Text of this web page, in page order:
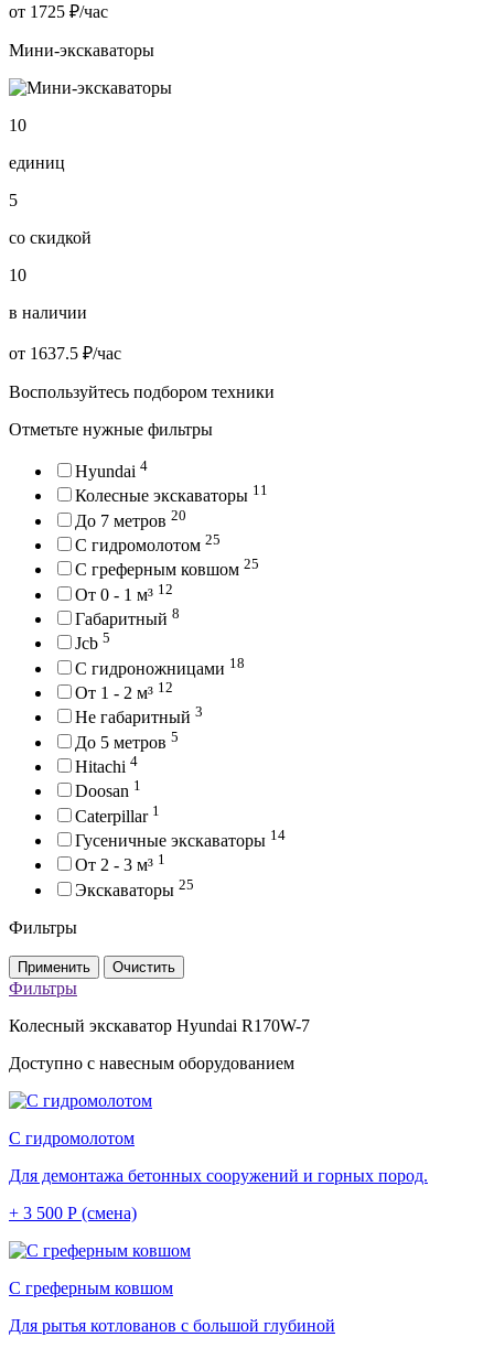
от 1725 ₽/час
Мини-экскаваторы
10
единиц
5
со скидкой
10
в наличии
от 1637.5 ₽/час
Воспользуйтесь подбором техники
Отметьте нужные фильтры
Hyundai 4
Колесные экскаваторы 11
До 7 метров 20
С гидромолотом 25
С греферным ковшом 25
От 0 - 1 м³ 12
Габаритный 8
Jcb 5
С гидроножницами 18
От 1 - 2 м³ 12
Не габаритный 3
До 5 метров 5
Hitachi 4
Doosan 1
Caterpillar 1
Гусеничные экскаваторы 14
От 2 - 3 м³ 1
Экскаваторы 25
Фильтры
Применить Очистить
Фильтры
Колесный экскаватор Hyundai R170W-7
Доступно с навесным оборудованием
С гидромолотом
Для демонтажа бетонных сооружений и горных пород.
+ 3 500 Р (смена)
С греферным ковшом
Для рытья котлованов с большой глубиной